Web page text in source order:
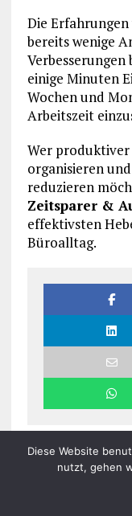
Die
bereits wenige
einige Minuten
Wochen und
Arbeitszeit
Wer produktiver
organisieren
reduzieren
Zeitsparer &
effektivsten
Büroalltag.
Diese Website
nutzt, gehen